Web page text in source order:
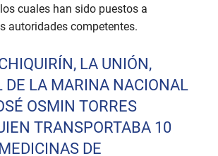
cuales han sido puestos a
autoridades competentes.
LA UNIÓN,
DE LA MARINA NACIONAL
OSMIN TORRES
TRANSPORTABA 10
DE